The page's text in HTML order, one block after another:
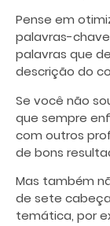
Pense em
palavras-
palavras que
descrição do
Se você não
que sempre
com outros
de bons
Mas também
de sete
temática, por